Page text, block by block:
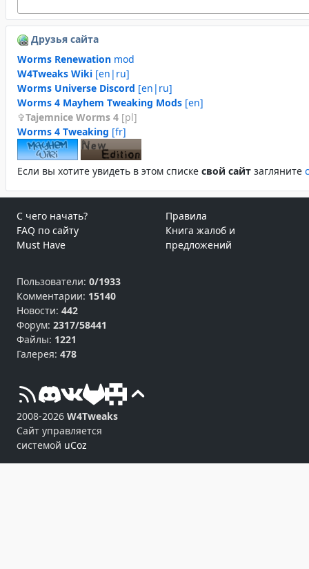
Друзья сайта
Worms Renewation mod
W4Tweaks Wiki [en|ru]
Worms Universe Discord [en|ru]
Worms 4 Mayhem Tweaking Mods [en]
Tajemnice Worms 4 [pl]
Worms 4 Tweaking [fr]
Если вы хотите увидеть в этом спиcке свой сайт загляните
С чего начать?
FAQ по сайту
Must Have
Правила
Книга жалоб и
предложений
Пользователи: 0/1933
Комментарии: 15140
Новости: 442
Форум: 2317/58441
Файлы: 1221
Галерея: 478
2008-2026 W4Tweaks
Сайт управляется
системой uCoz